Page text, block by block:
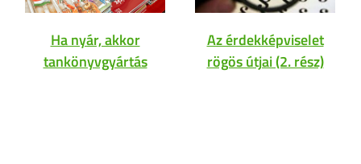
Ha nyár, akkor
tankönyvgyártás
Az érdekképviselet
rögös útjai (2. rész)